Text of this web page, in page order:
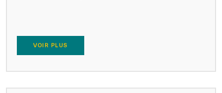
VOIR PLUS